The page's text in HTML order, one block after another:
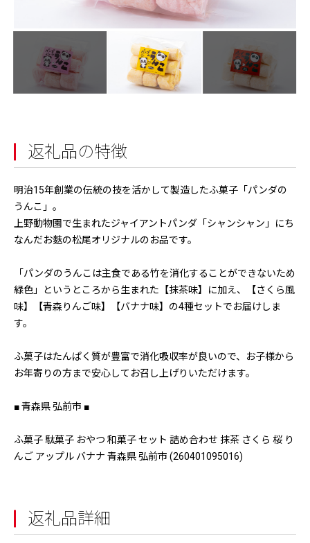
返礼品の特徴
明治15年創業の伝統の技を活かして製造したふ菓子「パンダの
うんこ」。
上野動物園で生まれたジャイアントパンダ「シャンシャン」にち
なんだお麩の松尾オリジナルのお品です。
「パンダのうんこは主食である竹を消化することができないため
緑色」というところから生まれた【抹茶味】に加え、【さくら風
味】【青森りんご味】【バナナ味】の4種セットでお届けしま
す。
ふ菓子はたんぱく質が豊富で消化吸収率が良いので、お子様から
お年寄りの方まで安心してお召し上げりいただけます。
■ 青森県 弘前市 ■
ふ菓子 駄菓子 おやつ 和菓子 セット 詰め合わせ 抹茶 さくら 桜 り
んご アップル バナナ 青森県 弘前市 (260401095016)
返礼品詳細